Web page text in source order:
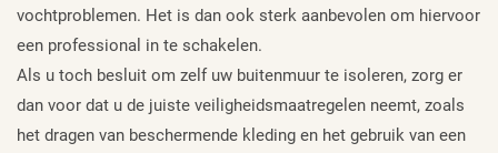
vochtproblemen. Het is dan ook sterk aanbevolen om hiervoor
een professional in te schakelen.
Als u toch besluit om zelf uw buitenmuur te isoleren, zorg er
dan voor dat u de juiste veiligheidsmaatregelen neemt, zoals
het dragen van beschermende kleding en het gebruik van een